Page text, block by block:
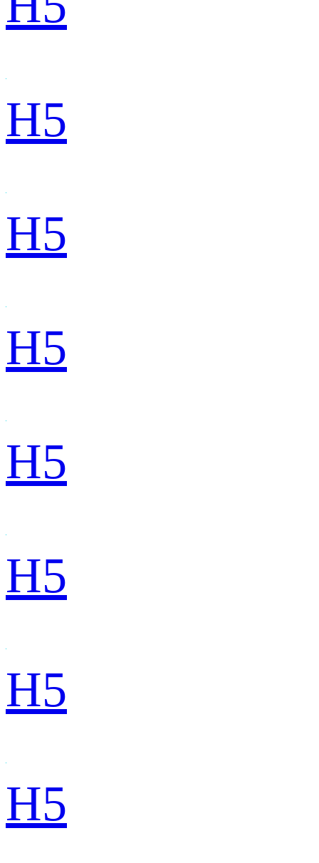
H5
H5
H5
H5
H5
H5
H5